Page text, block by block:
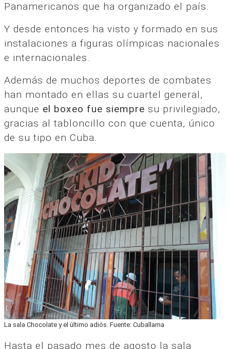
Panamericanos que ha organizado el país.
Y desde entonces ha visto y formado en sus
instalaciones a figuras olímpicas nacionales
e internacionales.
Además de muchos deportes de combates
han montado en ellas su cuartel general,
aunque el boxeo fue siempre su privilegiado,
gracias al tabloncillo con que cuenta, único
de su tipo en Cuba.
La sala Chocolate y el último adiós. Fuente: Cuballama
Hasta el pasado mes de agosto la sala